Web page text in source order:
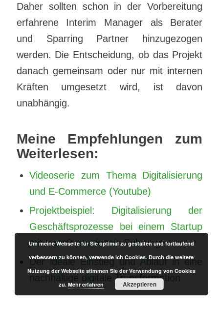
Daher sollten schon in der Vorbereitung
erfahrene Interim Manager als Berater
und Sparring Partner hinzugezogen
werden. Die Entscheidung, ob das Projekt
danach gemeinsam oder nur mit internen
Kräften umgesetzt wird, ist davon
unabhängig.
Meine Empfehlungen zum
Weiterlesen:
Videoserie zum Thema Digitalisierung
und E-Commerce (Youtube)
Projektbeispiel: Digitalisierung der
Geschäftsprozesse bei einem Startup
mit transformationale Führung
Der ideale Einstieg und Ablauf in eine
nachhaltige digitale Transformation
Um meine Webseite für Sie optimal zu gestalten und fortlaufend
verbessern zu können, verwende ich Cookies. Durch die weitere
Nutzung der Webseite stimmen Sie der Verwendung von Cookies
zu.Mehr erfahren Akzeptieren